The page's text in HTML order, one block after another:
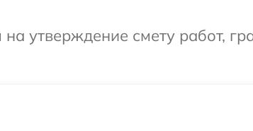
утверждение смету работ,